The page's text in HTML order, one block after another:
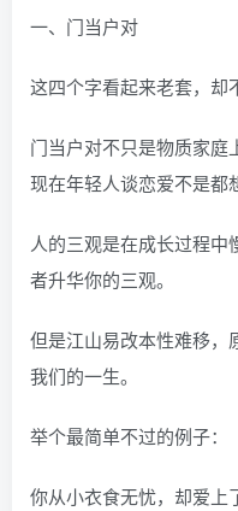
一、门当户对
这四个字看起来老套，却
门当户对不只是物质家庭
现在年轻人谈恋爱不是都
人的三观是在成长过程
者升华你的三观。
但是江山易改本性难移，
我们的一生。
举个最简单不过的例子：
你从小衣食无忧，却爱上